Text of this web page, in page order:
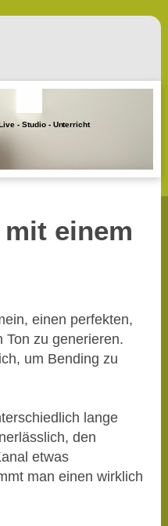
- Studio - Unterricht
einem
einen perfekten,
Ton zu generieren.
um Bending zu
lange
den
etwas
man einen wirklich